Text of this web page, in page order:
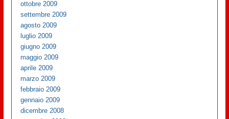
ottobre 2009
settembre 2009
agosto 2009
luglio 2009
giugno 2009
maggio 2009
aprile 2009
marzo 2009
febbraio 2009
gennaio 2009
dicembre 2008